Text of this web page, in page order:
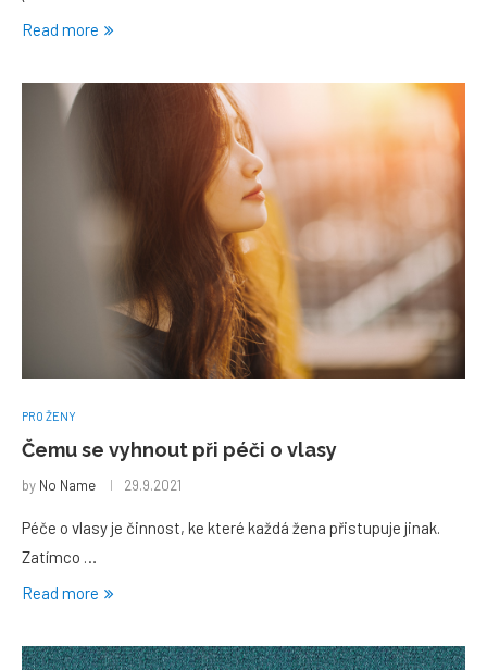
Read more
PRO ŽENY
Čemu se vyhnout při péči o vlasy
by No Name 29.9.2021
Péče o vlasy je činnost, ke které každá žena přistupuje jinak.
Zatímco …
Read more